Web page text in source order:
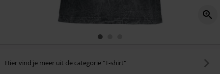
Hier vind je meer uit de categorie "T-shirt"